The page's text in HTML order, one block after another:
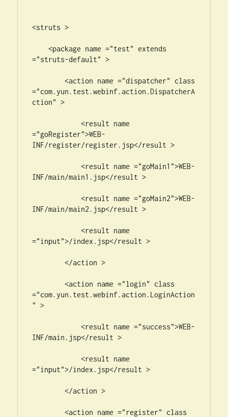
<struts >
    <package name ="test" extends
="struts-default" >
        <action name ="dispatcher" class
="com.yun.test.webinf.action.DispatcherA
ction" >
            <result name
="goRegister">WEB-
INF/register/register.jsp</result >
            <result name ="goMain1">WEB-
INF/main/main1.jsp</result >
            <result name ="goMain2">WEB-
INF/main/main2.jsp</result >
            <result name
="input">/index.jsp</result >
        </action >
        <action name ="login" class
="com.yun.test.webinf.action.LoginAction
" >
            <result name ="success">WEB-
INF/main.jsp</result >
            <result name
="input">/index.jsp</result >
        </action >
        <action name ="register" class